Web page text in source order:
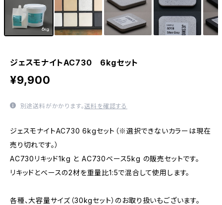
ジェスモナイトAC730 6kgセット
¥9,900
別途送料がかかります。送料を確認する
ジェスモナイトAC730 6kgセット（※選択できないカラーは現在
売り切れです。）
AC730リキッド1kg と AC730ベース5kg の販売セットです。
リキッドとベースの2材を重量比1:5で混合して使用します。
各種、大容量サイズ（30kgセット）のお取り扱いもございます。